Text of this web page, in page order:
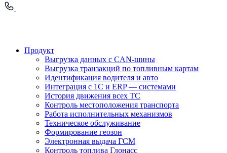
Продукт
Выгрузка данных с CAN-шины
Выгрузка транзакций по топливным картам
Идентификация водителя и авто
Интеграция с 1С и ERP — системами
История движения всех ТС
Контроль местоположения транспорта
Работа исполнительных механизмов
Техническое обслуживание
Формирование геозон
Электронная выдача ГСМ
Контроль топлива Глонасс